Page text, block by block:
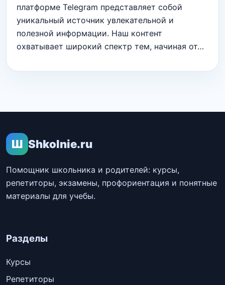
платформе Telegram представляет собой
уникальный источник увлекательной и
полезной информации. Наш контент
охватывает широкий спектр тем, начиная от…
Ш Shkolnie.ru
Помощник школьника и родителей: курсы,
репетиторы, экзамены, профориентация и понятные
материалы для учебы.
Разделы
Курсы
Репетиторы